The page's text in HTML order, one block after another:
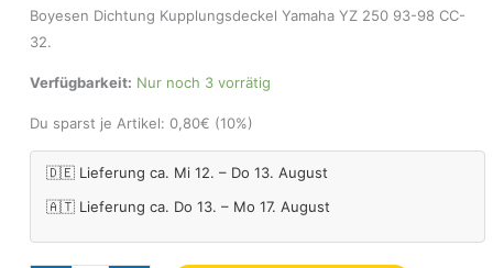
Boyesen Dichtung Kupplungsdeckel Yamaha YZ 250 93-98 CC-
32.
Verfügbarkeit: Nur noch 3 vorrätig
Du sparst je Artikel: 0,80€ (10%)
🇩🇪 Lieferung ca. Mi 12. – Do 13. August
🇦🇹 Lieferung ca. Do 13. – Mo 17. August